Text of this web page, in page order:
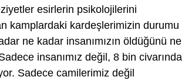
esirlerin psikolojilerini
kamplardaki kardeşlerimizin durumu
ne kadar insanımızın öldüğünü ne
insanımız değil, 8 bin civarında
Sadece camilerimiz değil